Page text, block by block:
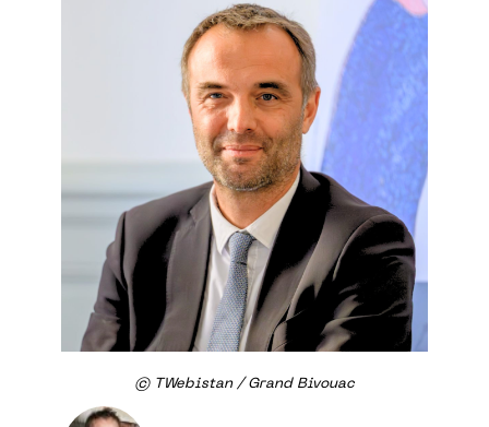
© TWebistan / Grand Bivouac